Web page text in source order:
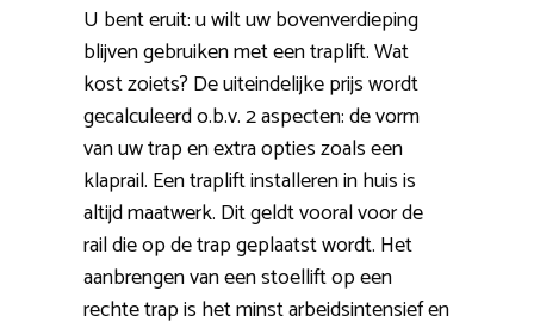
U bent eruit: u wilt uw bovenverdieping
blijven gebruiken met een traplift. Wat
kost zoiets? De uiteindelijke prijs wordt
gecalculeerd o.b.v. 2 aspecten: de vorm
van uw trap en extra opties zoals een
klaprail. Een traplift installeren in huis is
altijd maatwerk. Dit geldt vooral voor de
rail die op de trap geplaatst wordt. Het
aanbrengen van een stoellift op een
rechte trap is het minst arbeidsintensief en